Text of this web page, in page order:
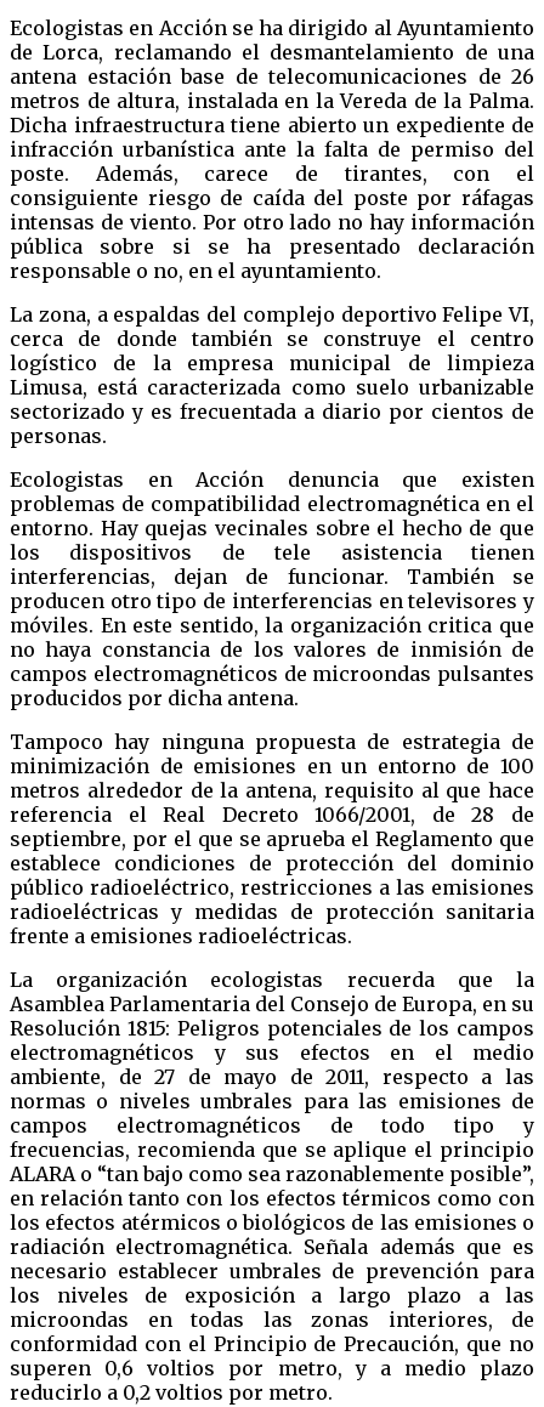
Ecologistas en Acción se ha dirigido al Ayuntamiento
de Lorca, reclamando el desmantelamiento de una
antena estación base de telecomunicaciones de 26
metros de altura, instalada en la Vereda de la Palma.
Dicha infraestructura tiene abierto un expediente de
infracción urbanística ante la falta de permiso del
poste. Además, carece de tirantes, con el
consiguiente riesgo de caída del poste por ráfagas
intensas de viento. Por otro lado no hay información
pública sobre si se ha presentado declaración
responsable o no, en el ayuntamiento.
La zona, a espaldas del complejo deportivo Felipe VI,
cerca de donde también se construye el centro
logístico de la empresa municipal de limpieza
Limusa, está caracterizada como suelo urbanizable
sectorizado y es frecuentada a diario por cientos de
personas.
Ecologistas en Acción denuncia que existen
problemas de compatibilidad electromagnética en el
entorno. Hay quejas vecinales sobre el hecho de que
los dispositivos de tele asistencia tienen
interferencias, dejan de funcionar. También se
producen otro tipo de interferencias en televisores y
móviles. En este sentido, la organización critica que
no haya constancia de los valores de inmisión de
campos electromagnéticos de microondas pulsantes
producidos por dicha antena.
Tampoco hay ninguna propuesta de estrategia de
minimización de emisiones en un entorno de 100
metros alrededor de la antena, requisito al que hace
referencia el Real Decreto 1066/2001, de 28 de
septiembre, por el que se aprueba el Reglamento que
establece condiciones de protección del dominio
público radioeléctrico, restricciones a las emisiones
radioeléctricas y medidas de protección sanitaria
frente a emisiones radioeléctricas.
La organización ecologistas recuerda que la
Asamblea Parlamentaria del Consejo de Europa, en su
Resolución 1815: Peligros potenciales de los campos
electromagnéticos y sus efectos en el medio
ambiente, de 27 de mayo de 2011, respecto a las
normas o niveles umbrales para las emisiones de
campos electromagnéticos de todo tipo y
frecuencias, recomienda que se aplique el principio
ALARA o “tan bajo como sea razonablemente posible”,
en relación tanto con los efectos térmicos como con
los efectos atérmicos o biológicos de las emisiones o
radiación electromagnética. Señala además que es
necesario establecer umbrales de prevención para
los niveles de exposición a largo plazo a las
microondas en todas las zonas interiores, de
conformidad con el Principio de Precaución, que no
superen 0,6 voltios por metro, y a medio plazo
reducirlo a 0,2 voltios por metro.